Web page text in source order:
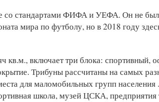
со стандартами ФИФА и УЕФА. Он не был
мира по футболу, но в 2018 году
включает три блока: спортивный,
Трибуны рассчитаны на самых
для маломобильных групп
школа, музей ЦСКА,